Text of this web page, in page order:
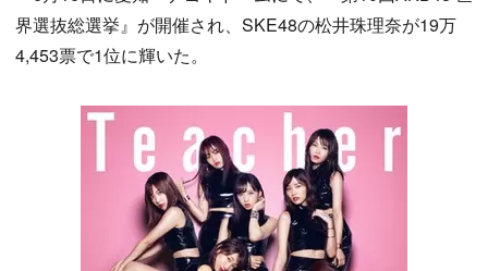
界選抜総選挙』が開催され、SKE48の松井珠理奈が19万
4,453票で1位に輝いた。